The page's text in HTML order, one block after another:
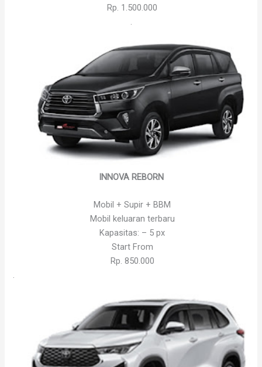
Rp. 1.500.000
.
INNOVA REBORN
Mobil + Supir + BBM
Mobil keluaran terbaru
Kapasitas: – 5 px
Start From
Rp. 850.000
.